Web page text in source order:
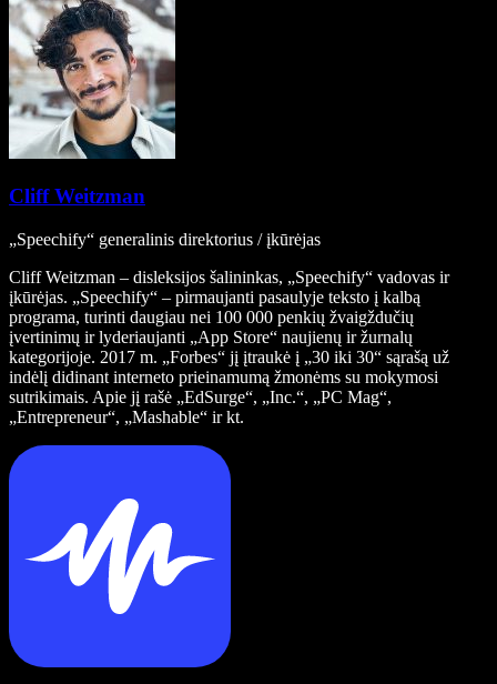
Cliff Weitzman
„Speechify“ generalinis direktorius / įkūrėjas
Cliff Weitzman – disleksijos šalininkas, „Speechify“ vadovas ir
įkūrėjas. „Speechify“ – pirmaujanti pasaulyje teksto į kalbą
programa, turinti daugiau nei 100 000 penkių žvaigždučių
įvertinimų ir lyderiaujanti „App Store“ naujienų ir žurnalų
kategorijoje. 2017 m. „Forbes“ jį įtraukė į „30 iki 30“ sąrašą už
indėlį didinant interneto prieinamumą žmonėms su mokymosi
sutrikimais. Apie jį rašė „EdSurge“, „Inc.“, „PC Mag“,
„Entrepreneur“, „Mashable“ ir kt.